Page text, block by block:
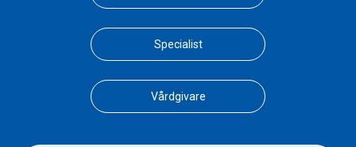
Specialist
Vårdgivare